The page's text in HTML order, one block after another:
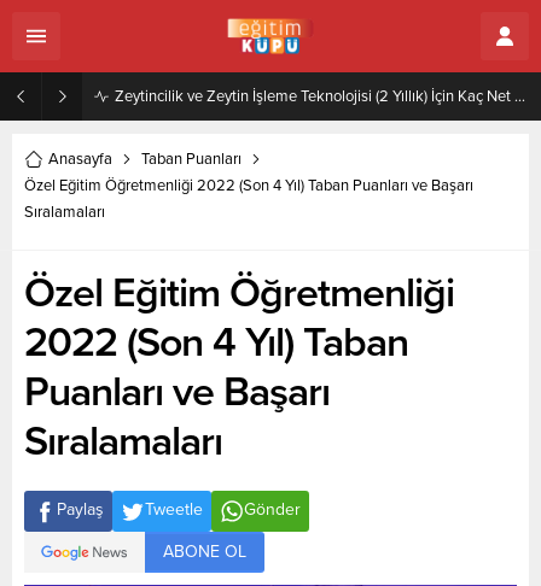
Zeytincilik ve Zeytin İşleme Teknolojisi (2 Yıllık) İçin Kaç Net Gerekir 2022
Anasayfa
Taban Puanları
Özel Eğitim Öğretmenliği 2022 (Son 4 Yıl) Taban Puanları ve Başarı
Sıralamaları
Özel Eğitim Öğretmenliği
2022 (Son 4 Yıl) Taban
Puanları ve Başarı
Sıralamaları
Paylaş Tweetle Gönder
ABONE OL